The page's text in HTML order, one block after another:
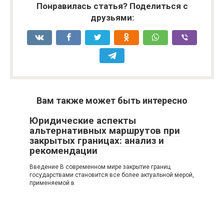
Понравилась статья? Поделиться с
друзьями:
Вам также может быть интересно
Юридические аспекты
альтернативных маршрутов при
закрытых границах: анализ и
рекомендации
Введение В современном мире закрытие границ
государствами становится все более актуальной мерой,
применяемой в